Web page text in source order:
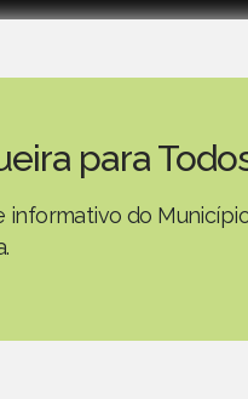
para
informativo do